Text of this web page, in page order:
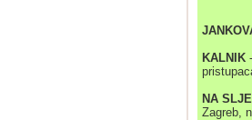
KALNIK
NA
Zagreb,